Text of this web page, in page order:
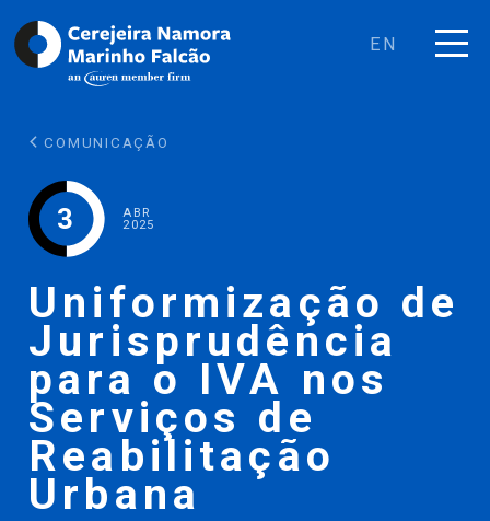
EN
COMUNICAÇÃO
3 ABR
2025
Uniformização de
Jurisprudência
para o IVA nos
Serviços de
Reabilitação
Urbana